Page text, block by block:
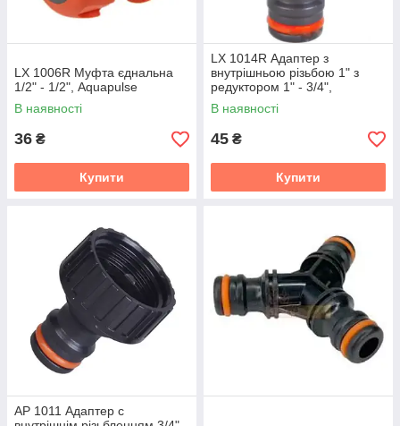
LX 1006R Муфта єднальна
1/2" - 1/2", Aquapulse
В наявності
36 ₴
Купити
LX 1014R Адаптер з
внутрішньою різьбою 1" з
редуктором 1" - 3/4",
Aquapulse
В наявності
45 ₴
Купити
АР 1011 Адаптер с